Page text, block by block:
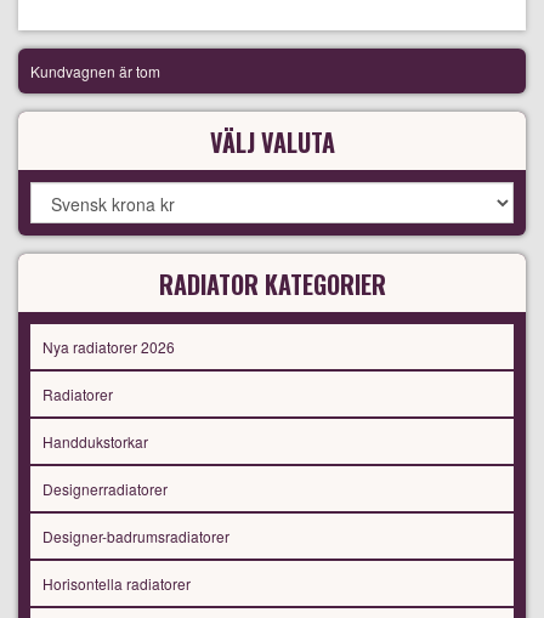
Kundvagnen är tom
VÄLJ VALUTA
RADIATOR KATEGORIER
Nya radiatorer 2026
Radiatorer
Handdukstorkar
Designerradiatorer
Designer-badrumsradiatorer
Horisontella radiatorer